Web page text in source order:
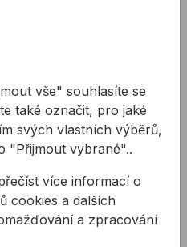
Wood
Pilový kotouč BOSCH
vše" souhlasíte se
také označit, pro jaké
svých vlastních výběrů,
"Přijmout vybrané"..
více informací o
cookies a dalších
a zpracování